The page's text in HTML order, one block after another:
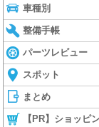
車種別
整備手帳
パーツレビュー
スポット
まとめ
【PR】ショッピ